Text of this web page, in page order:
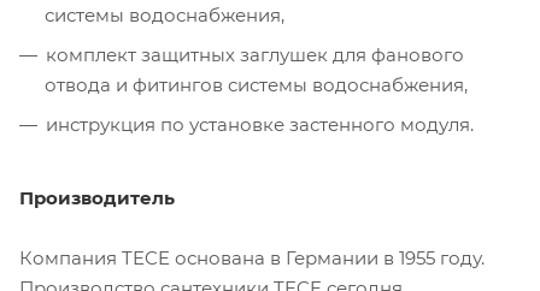
системы водоснабжения,
комплект защитных заглушек для фанового
отвода и фитингов системы водоснабжения,
инструкция по установке застенного модуля.
Производитель
Компания TECE основана в Германии в 1955 году.